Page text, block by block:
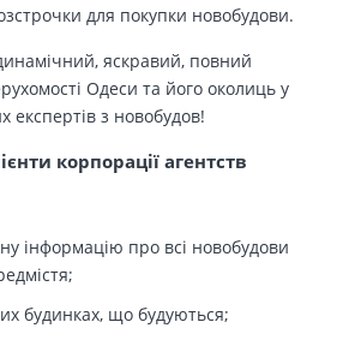
для покупки новобудови.
яскравий, повний
Одеси та його околиць у
експертів з новобудов!
корпорації агентств
інформацію про всі новобудови
будинках, що будуються;